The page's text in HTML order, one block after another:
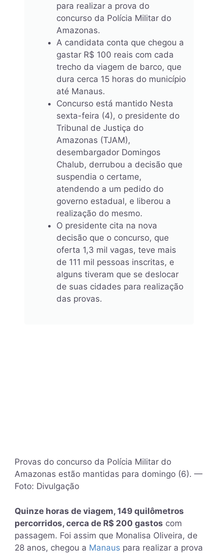
para realizar a prova do
concurso da Polícia Militar do
Amazonas.
A candidata conta que chegou a
gastar R$ 100 reais com cada
trecho da viagem de barco, que
dura cerca 15 horas do município
até Manaus.
Concurso está mantido Nesta
sexta-feira (4), o presidente do
Tribunal de Justiça do
Amazonas (TJAM),
desembargador Domingos
Chalub, derrubou a decisão que
suspendia o certame,
atendendo a um pedido do
governo estadual, e liberou a
realização do mesmo.
O presidente cita na nova
decisão que o concurso, que
oferta 1,3 mil vagas, teve mais
de 111 mil pessoas inscritas, e
alguns tiveram que se deslocar
de suas cidades para realização
das provas.
Provas do concurso da Polícia Militar do
Amazonas estão mantidas para domingo (6). —
Foto: Divulgação
Quinze horas de viagem, 149 quilômetros
percorridos, cerca de R$ 200 gastos com
passagem. Foi assim que Monalisa Oliveira, de
28 anos, chegou a Manaus para realizar a prova